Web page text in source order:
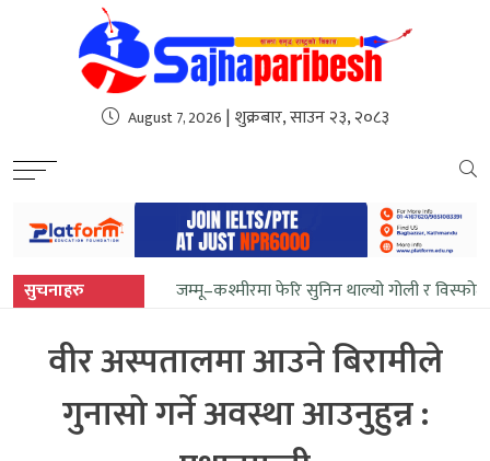
sweet bonanza
August 7, 2026 | शुक्रबार, साउन २३, २०८३
सुचनाहरु जम्मू–कश्मीरमा फेरि सुनिन थाल्यो गोली र
वीर अस्पतालमा आउने बिरामीले
गुनासो गर्ने अवस्था आउनुहुन्न :